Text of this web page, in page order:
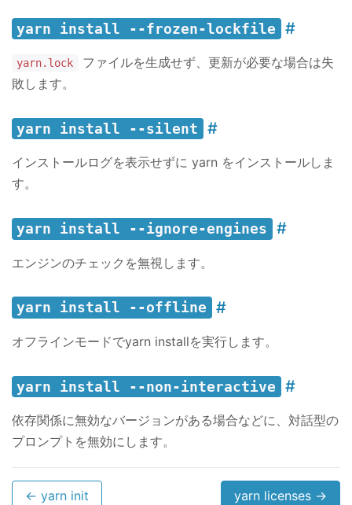
yarn install --frozen-lockfile
yarn.lock
ファイルを生成せず、更新が必要な場合は失
敗します。
yarn install --silent
インストールログを表示せずに yarn をインストールしま
す。
yarn install --ignore-engines
エンジンのチェックを無視します。
yarn install --offline
オフラインモードでyarn installを実行します。
yarn install --non-interactive
依存関係に無効なバージョンがある場合などに、対話型の
プロンプトを無効にします。
← yarn init yarn licenses →